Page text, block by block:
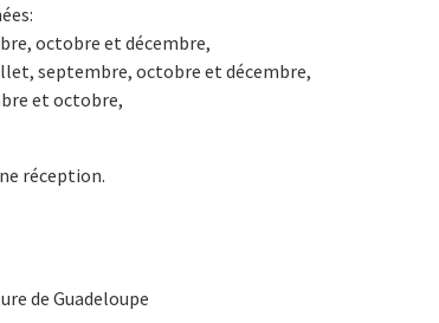
octobre et décembre,
septembre, octobre et décembre,
et octobre,
réception.
de Guadeloupe